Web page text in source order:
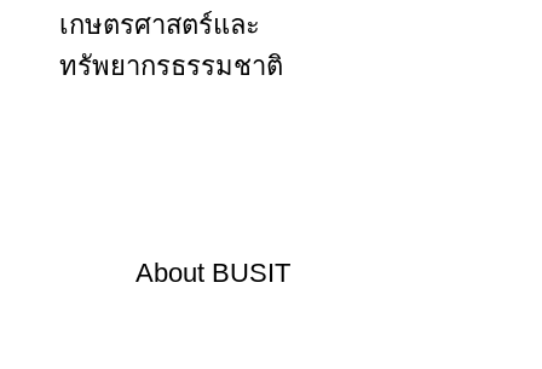
เกษตรศาสตร์และ
ทรัพยากรธรรมชาติ
AboutBUSIT